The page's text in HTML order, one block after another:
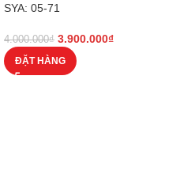
SYA: 05-71
4.000.000₫ 3.900.000₫
ĐẶT HÀNG